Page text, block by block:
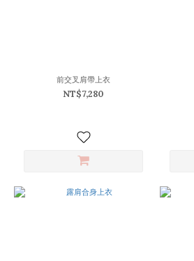
前交叉肩帶上衣
NT$7,280